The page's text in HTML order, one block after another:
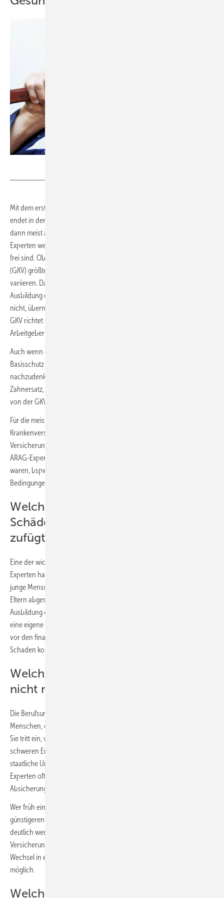
Mit dem ersten eigenen sozialversicherungspflichtigen Einkommen
endet in der Regel die Familienversicherung. Auszubildende sind
dann meist automatisch gesetzlich krankenversichert. Die ARAG-
Experten weisen darauf hin, dass Azubis in der Wahl der Krankenkasse
frei sind. Obwohl die Leistungen der gesetzlichen Krankenkassen
(GKV) größtenteils ähnlich sind, können die Beiträge geringfügig
variieren. Daher raten die ARAG-Experten, bereits vor Beginn der
Ausbildung eine passende Krankenkasse auszuwählen. Geschieht dies
nicht, übernimmt der Arbeitgeber die Wahl. Die Höhe der Beiträge zur
GKV richtet sich nach dem Einkommen des Auszubildenden.
Arbeitgeber und Azubi teilen sich die Kosten.
Auch wenn die gesetzliche Krankenversicherung einen guten
Basisschutz bietet, kann es sinnvoll sein, über Zusatzversicherungen
nachzudenken. Diese könnten zum Beispiel zusätzliche Leistungen für
Zahnersatz, Sehhilfen oder Heilpraktikerbehandlungen abdecken, die
von der GKV nicht vollständig übernommen werden.
Für die meisten Azubis ist die Mitgliedschaft in der privaten
Krankenversicherung (PKV) keine Option, da sie unter die
Versicherungspflicht der GKV fallen. Eine Ausnahme gibt es laut
ARAG-Experten für Azubis, die vor der Ausbildung privat versichert
waren, bspw. über die Eltern. Diese können unter bestimmten
Bedingungen in der PKV bleiben.
Welche Versicherung schützt vor
Schäden, die man anderen Personen
zufügt?
Eine der wichtigsten Versicherungen, die jeder Azubi laut ARAG-
Experten haben sollte, ist die Privathaftpflichtversicherung. Viele
junge Menschen sind während ihrer ersten Ausbildung noch über die
Eltern abgesichert. Das schließt laut ARAG-Experten auch eine duale
Ausbildung oder ein Erststudium ein. Ist dies jedoch nicht der Fall, ist
eine eigene Police unverzichtbar. Die Haftpflichtversicherung schützt
vor den finanziellen Folgen, wenn Dritte durch das eigene Handeln zu
Schaden kommen oder Sachschäden entstehen.
Welcher Schutz greift, wenn man
nicht mehr arbeiten kann?
Die Berufsunfähigkeitsversicherung (BU) ist besonders für junge
Menschen, die am Anfang ihres Berufslebens stehen, äußert wichtig.
Sie tritt ein, wenn der Azubi aufgrund eines Unfalls oder einer
schweren Erkrankung seinen Beruf nicht mehr ausüben kann. Da die
staatliche Unterstützung im Fall einer Erwerbsminderung laut ARAG-
Experten oft nicht ausreicht, ist eine BU-Versicherung eine sinnvolle
Absicherung.
Wer früh eine solche Police abschließt, profitiert zudem von
günstigeren Beiträgen, da junge und in der Regel gesunde Menschen
deutlich weniger zahlen als ältere. Eine Anpassung der
Versicherungssumme nach Abschluss der Ausbildung oder beim
Wechsel in eine höhere Gehaltsklasse ist in der Regel problemlos
möglich.
Welche Ergänzungen empfehlen die